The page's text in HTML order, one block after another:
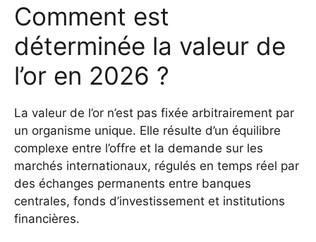
Comment est
déterminée la valeur de
l’or en 2026 ?
La valeur de l’or n’est pas fixée arbitrairement par
un organisme unique. Elle résulte d’un équilibre
complexe entre l’offre et la demande sur les
marchés internationaux, régulés en temps réel par
des échanges permanents entre banques
centrales, fonds d’investissement et institutions
financières.